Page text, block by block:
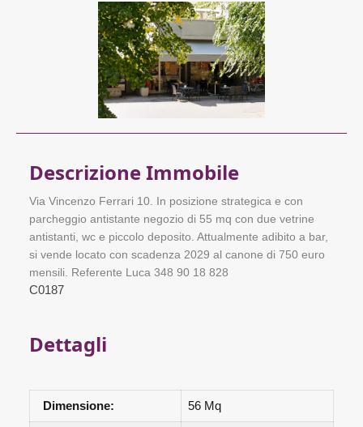
Descrizione Immobile
Via Vincenzo Ferrari 10. In posizione strategica e con
parcheggio antistante negozio di 55 mq con due vetrine
antistanti, wc e piccolo deposito. Attualmente adibito a bar,
si vende locato con scadenza 2029 al canone di 750 euro
mensili. Referente Luca 348 90 18 828
C0187
Dettagli
Dimensione: 56 Mq